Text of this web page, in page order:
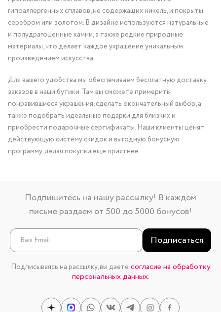
гипоаллергенных сплавов, не содержащих никель, и покрыты
серебром или золотом. В дизайне используются натуральные
и полудрагоценные камни, а также редкие природные
материалы, что делает каждое украшение уникальным
произведением искусства.
Для вашего удобства мы обеспечиваем бесплатную доставку
заказов в наши бутики. Там вы сможете примерить
понравившиеся украшения, сделать окончательный выбор, а
также подобрать идеальные подарки для близких и
приобрести подарочные сертификаты. Наши клиенты ценят
действующую систему скидок и выгодную бонусную
программу, делая покупки еще приятнее.
Подпишитесь на нашу рассылку! В каждом
письме раздаем от 500 до 5000 бонусов!
Подписаться
Подписываясь на рассылку, вы даете согласие на обработку
персональных данных.